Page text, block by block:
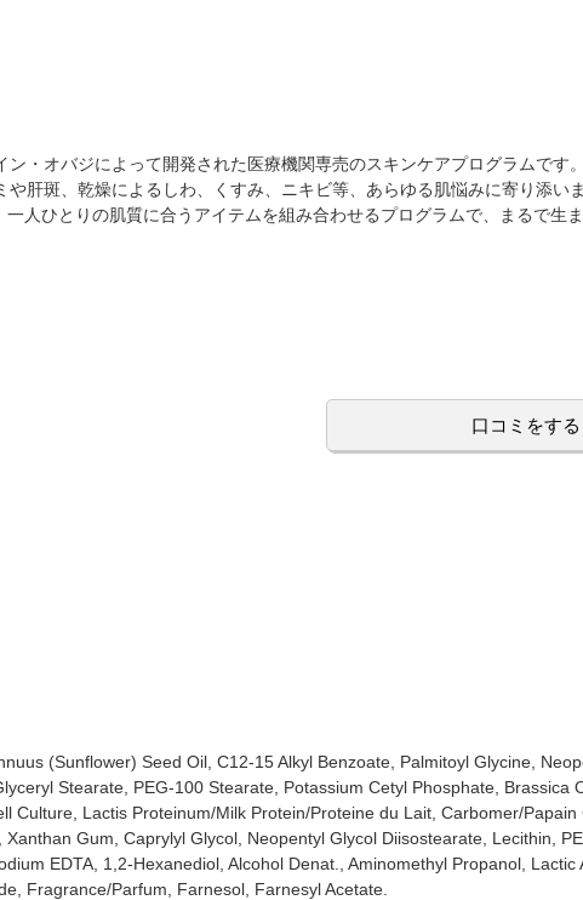
・オバジによって開発された医療機関専売のスキンケアプログラムです
肝斑、乾燥によるしわ、くすみ、ニキビ等、あらゆる肌悩みに寄り添い
人ひとりの肌質に合うアイテムを組み合わせるプログラムで、まるで生
口コミをする
(Sunflower) Seed Oil, C12-15 Alkyl Benzoate, Palmitoyl Glycine,
Stearate, PEG-100 Stearate, Potassium Cetyl Phosphate, Brassica
Culture, Lactis Proteinum/Milk Protein/Proteine du Lait, Carbomer/Papain
Gum, Caprylyl Glycol, Neopentyl Glycol Diisostearate, Lecithin,
EDTA, 1,2-Hexanediol, Alcohol Denat., Aminomethyl Propanol, Lactic
Fragrance/Parfum, Farnesol, Farnesyl Acetate.